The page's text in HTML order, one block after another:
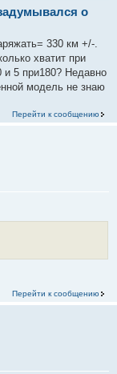
о
330 км +/-.
хватит при
и 5 при180? Недавно
модель не знаю
Перейти к сообщению
Перейти к сообщению